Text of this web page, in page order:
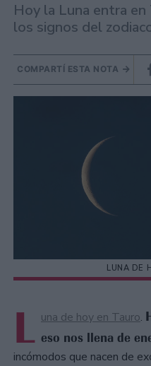
Hoy la Luna entra
los signos del
COMPARTÍ ESTA NOTA
LUNA DE
L una de hoy en Tauro.
eso nos llena de
incómodos que nacen de